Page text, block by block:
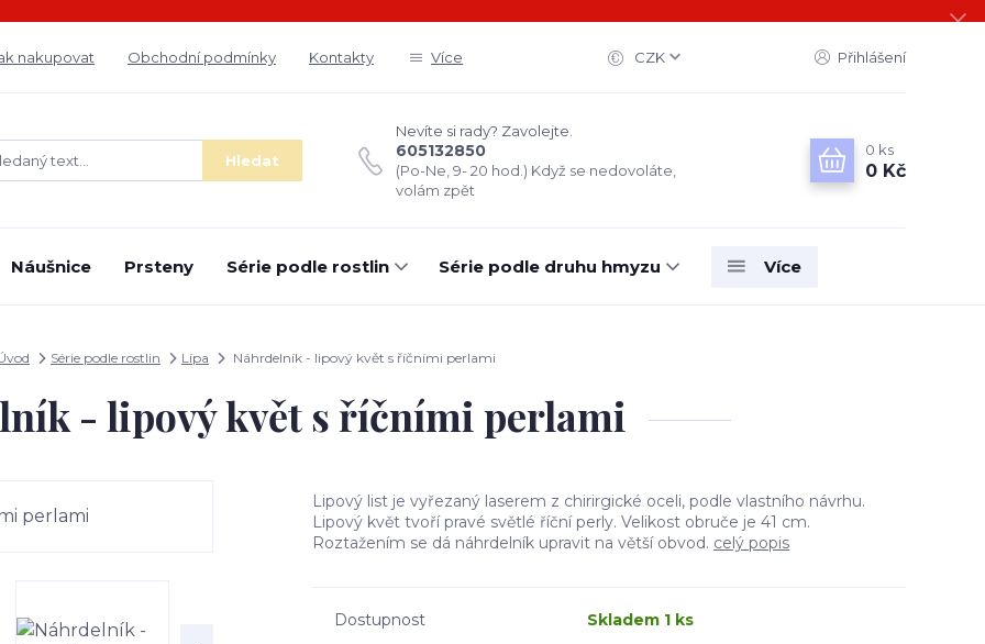
nakupovat Obchodní podmínky Kontakty Více CZK Přihlášení
Hledat
Nevíte si rady? Zavolejte.
605132850
(Po-Ne, 9- 20 hod.) Když se nedovoláte,
volám zpět
0 ks
0 Kč
Náušnice Prsteny Série podle rostlin Série podle druhu hmyzu Více
Série podle rostlin Lípa Náhrdelník - lipový květ s říčními perlami
- lipový květ s říčními perlami
Lipový list je vyřezaný laserem z chirirgické oceli, podle vlastního návrhu.
Lipový květ tvoří pravé světlé říční perly. Velikost obruče je 41 cm.
Roztažením se dá náhrdelník upravit na větší obvod. celý popis
Dostupnost Skladem 1 ks